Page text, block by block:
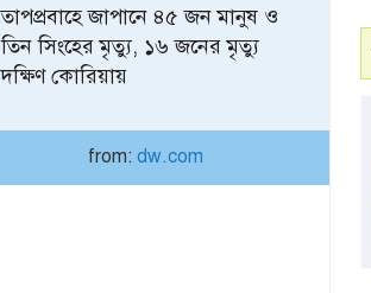
তাপপ্রবাহে জাপানে ৪৫ জন মানুষ ও
তিন সিংহের মৃত্যু, ১৬ জনের মৃত্যু
দক্ষিণ কোরিয়ায়
from: dw.com